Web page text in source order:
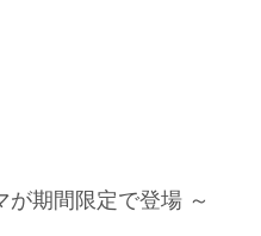
が期間限定で登場 ～